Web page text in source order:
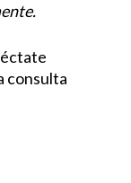
consulta